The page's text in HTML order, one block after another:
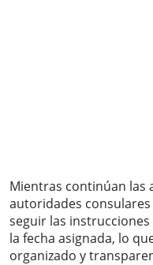
Mientras continúan las
autoridades
seguir las
la fecha asignada, lo
organizado y